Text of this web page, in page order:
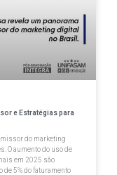
e Estratégias para
do marketing
O aumento do uso de
em 2025 são
5% do faturamento